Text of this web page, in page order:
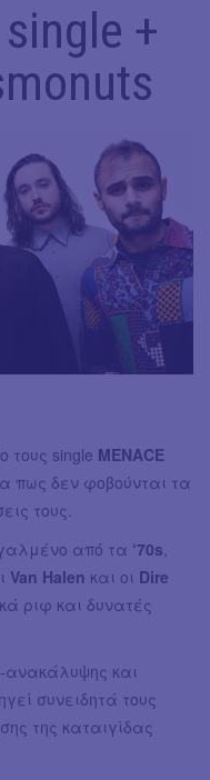
+
τους single MENACE
πως δεν φοβούνται τα
τους.
από τα ‘70s
Van Halen και οι Dire
ριφ και δυνατές
ανακάλυψης και
συνειδητά τους
της καταιγίδας